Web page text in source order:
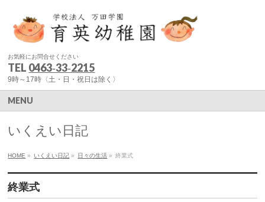
お気軽にお問合せください
TEL 0463‐33‐2215
9時～17時〈土・日・祝日は除く〉
MENU
いくえい日記
HOME » いくえい日記 » 日々の生活 » 終業式
終業式